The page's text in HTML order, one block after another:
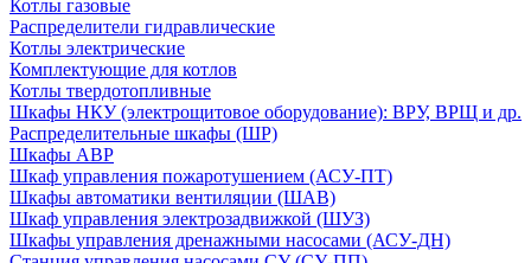
Котлы газовые
Распределители гидравлические
Котлы электрические
Комплектующие для котлов
Котлы твердотопливные
Шкафы НКУ (электрощитовое оборудование): ВРУ, ВРЩ и др.
Распределительные шкафы (ШР)
Шкафы АВР
Шкаф управления пожаротушением (АСУ-ПТ)
Шкафы автоматики вентиляции (ШАВ)
Шкаф управления электрозадвижкой (ШУЗ)
Шкафы управления дренажными насосами (АСУ-ДН)